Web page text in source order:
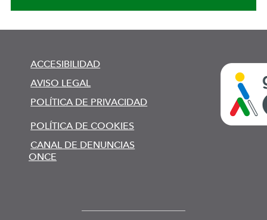
ACCESIBILIDAD
AVISO LEGAL
POLÍTICA DE PRIVACIDAD
POLÍTICA DE COOKIES
CANAL DE DENUNCIAS
ONCE